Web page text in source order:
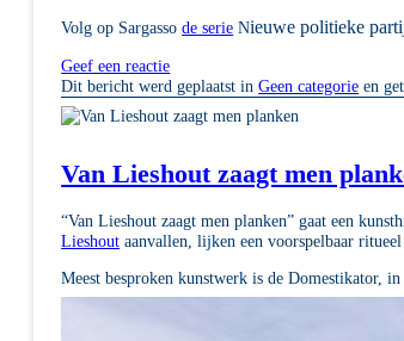
Volg op Sargassode serie Nieuwe politieke
Geef een reactie
Dit bericht werd geplaatst inGeen categorie en
Van Lieshout zaagt men
“Van Lieshout zaagt men planken” gaat een
Lieshout aanvallen, lijken een voorspelbaar
Meest besproken kunstwerk is de Domestikator,